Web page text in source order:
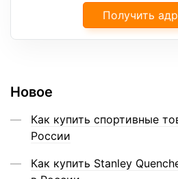
Получить
Новое
Как купить спортивные
России
Как купить Stanley